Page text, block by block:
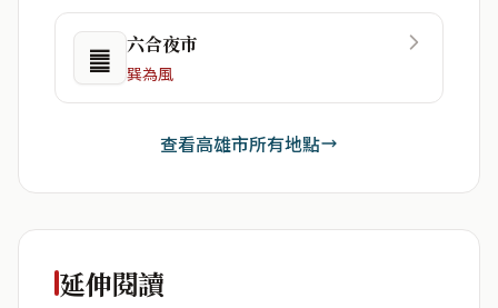
䷀ 六合夜市
巽為風
查看高雄市所有地點
延伸閱讀